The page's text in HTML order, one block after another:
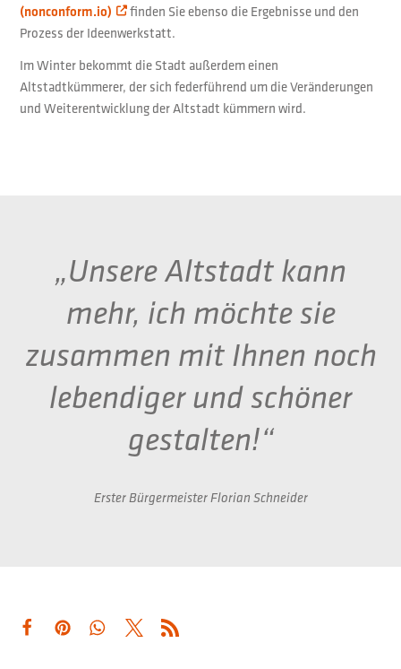
(nonconform.io)
finden Sie ebenso die Ergebnisse und den
Prozess der Ideenwerkstatt.
Im Winter bekommt die Stadt außerdem einen
Altstadtkümmerer, der sich federführend um die Veränderungen
und Weiterentwicklung der Altstadt kümmern wird.
„Unsere Altstadt kann
mehr, ich möchte sie
zusammen mit Ihnen noch
lebendiger und schöner
gestalten!“
Erster Bürgermeister Florian Schneider